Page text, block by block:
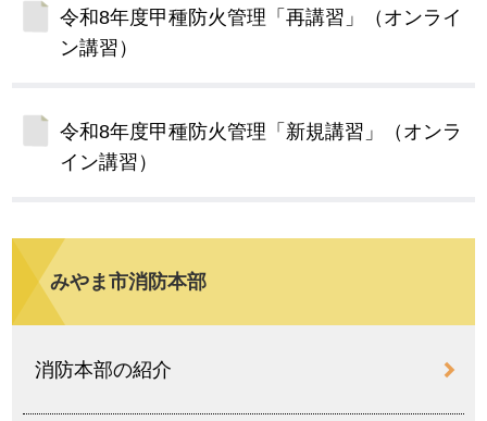
令和8年度甲種防火管理「再講習」（オンライ
ン講習）
令和8年度甲種防火管理「新規講習」（オンラ
イン講習）
みやま市消防本部
消防本部の紹介